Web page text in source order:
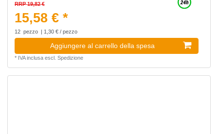
RRP 19,82 €
15,58 € *
12 pezzo | 1,30 € / pezzo
Aggiungere al carrello della spesa
* IVA inclusaescl. Spedizione